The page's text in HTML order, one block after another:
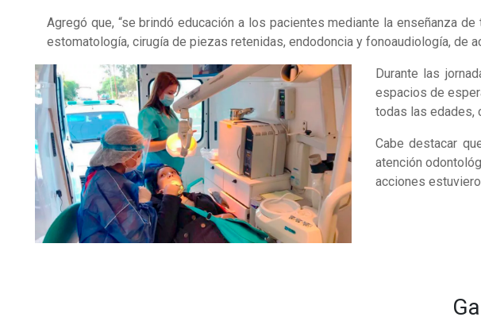
Agregó que, “se brindó educación a los pacientes mediante la enseñanza
estomatología, cirugía de piezas retenidas, endodoncia y fonoaudiología, de
Durante las
espacios de
todas las edades,
Cabe destacar
atención
acciones